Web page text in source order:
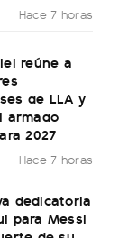
Hace 7 horas
reúne a
de LLA y
armado
2027
Hace 7 horas
dedicatoria
para Messi